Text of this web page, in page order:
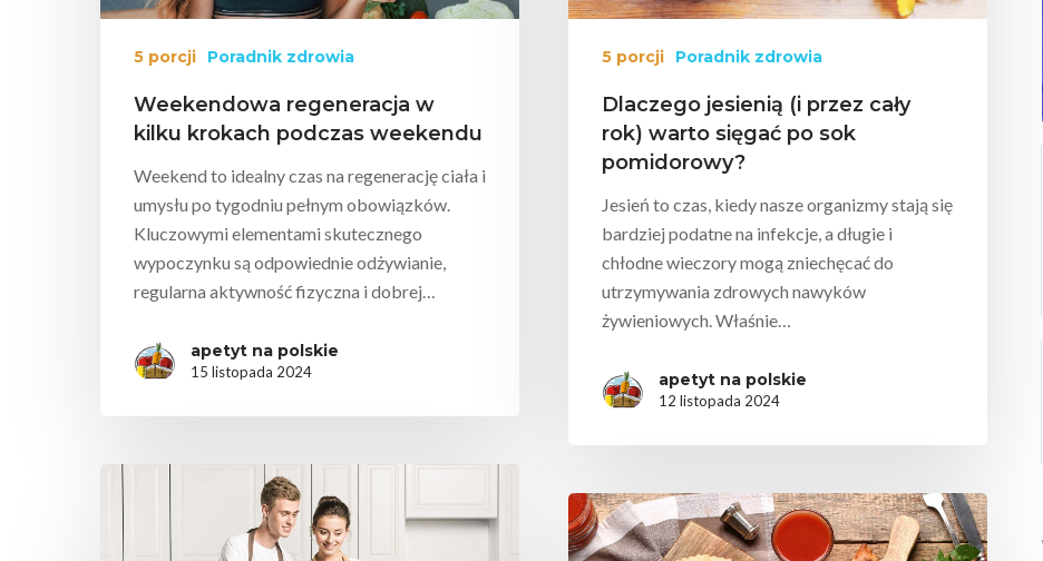
5 porcji Poradnik zdrowia
Weekendowa regeneracja w
kilku krokach podczas weekendu
Weekend to idealny czas na regenerację ciała i
umysłu po tygodniu pełnym obowiązków.
Kluczowymi elementami skutecznego
wypoczynku są odpowiednie odżywianie,
regularna aktywność fizyczna i dobrej…
apetyt na polskie
15 listopada 2024
5 porcji Poradnik zdrowia
Dlaczego jesienią (i przez cały
rok) warto sięgać po sok
pomidorowy?
Jesień to czas, kiedy nasze organizmy stają się
bardziej podatne na infekcje, a długie i
chłodne wieczory mogą zniechęcać do
utrzymywania zdrowych nawyków
żywieniowych. Właśnie…
apetyt na polskie
12 listopada 2024